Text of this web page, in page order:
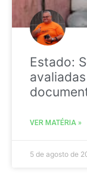
Estado:
VER MATÉRIA »
5 de agosto de